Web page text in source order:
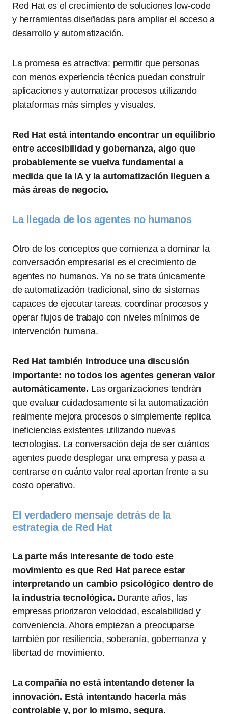
Red Hat es el crecimiento de soluciones low-code
y herramientas diseñadas para ampliar el acceso a
desarrollo y automatización.
La promesa es atractiva: permitir que personas
con menos experiencia técnica puedan construir
aplicaciones y automatizar procesos utilizando
plataformas más simples y visuales.
Red Hat está intentando encontrar un equilibrio
entre accesibilidad y gobernanza, algo que
probablemente se vuelva fundamental a
medida que la IA y la automatización lleguen a
más áreas de negocio.
La llegada de los agentes no humanos
Otro de los conceptos que comienza a dominar la
conversación empresarial es el crecimiento de
agentes no humanos. Ya no se trata únicamente
de automatización tradicional, sino de sistemas
capaces de ejecutar tareas, coordinar procesos y
operar flujos de trabajo con niveles mínimos de
intervención humana.
Red Hat también introduce una discusión
importante: no todos los agentes generan valor
automáticamente. Las organizaciones tendrán
que evaluar cuidadosamente si la automatización
realmente mejora procesos o simplemente replica
ineficiencias existentes utilizando nuevas
tecnologías. La conversación deja de ser cuántos
agentes puede desplegar una empresa y pasa a
centrarse en cuánto valor real aportan frente a su
costo operativo.
El verdadero mensaje detrás de la
estrategia de Red Hat
La parte más interesante de todo este
movimiento es que Red Hat parece estar
interpretando un cambio psicológico dentro de
la industria tecnológica. Durante años, las
empresas priorizaron velocidad, escalabilidad y
conveniencia. Ahora empiezan a preocuparse
también por resiliencia, soberanía, gobernanza y
libertad de movimiento.
La compañía no está intentando detener la
innovación. Está intentando hacerla más
controlable y, por lo mismo, segura.